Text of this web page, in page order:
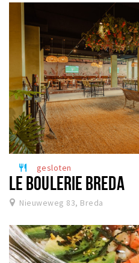
restaurant gesloten
LE BOULERIE BREDA
Nieuweweg 83, Breda